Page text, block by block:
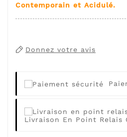
Contemporain et Acidulé.
Donnez votre avis
Livraison En Point Relais